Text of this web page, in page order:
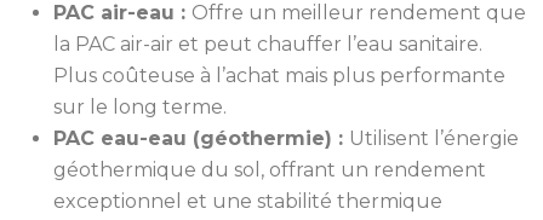
PAC air-eau : Offre un meilleur rendement que
la PAC air-air et peut chauffer l’eau sanitaire.
Plus coûteuse à l’achat mais plus performante
sur le long terme.
PAC eau-eau (géothermie) : Utilisent l’énergie
géothermique du sol, offrant un rendement
exceptionnel et une stabilité thermique